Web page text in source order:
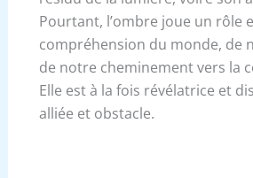
Pourtant, l’ombre joue un rôle
compréhension du monde, de
de notre cheminement vers la
Elle est à la fois révélatrice et
alliée et obstacle.